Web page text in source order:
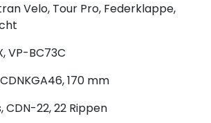
Velo, Tour Pro, Federklappe,
VP-BC73C
170 mm
CDN-22, 22 Rippen